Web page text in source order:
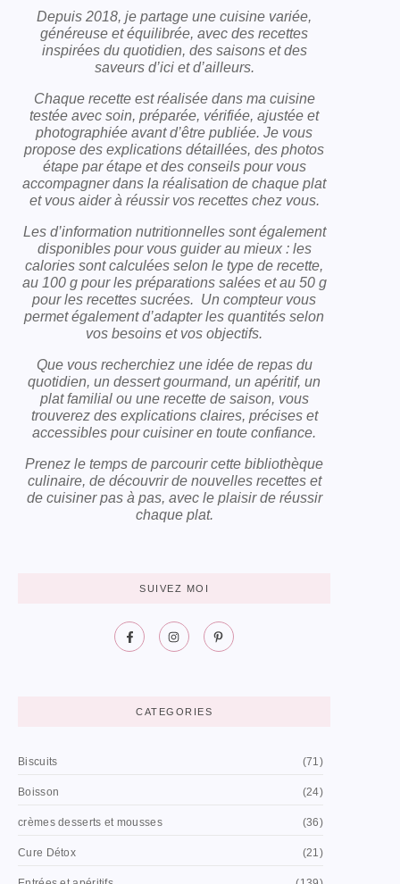
Depuis 2018, je partage une cuisine variée,
généreuse et équilibrée, avec des recettes
inspirées du quotidien, des saisons et des
saveurs d’ici et d’ailleurs.
Chaque recette est réalisée dans ma cuisine
testée avec soin, préparée, vérifiée, ajustée et
photographiée avant d’être publiée. Je vous
propose des explications détaillées, des photos
étape par étape et des conseils pour vous
accompagner dans la réalisation de chaque plat
et vous aider à réussir vos recettes chez vous.
Les d’information nutritionnelles sont également
disponibles pour vous guider au mieux : les
calories sont calculées selon le type de recette,
au 100 g pour les préparations salées et au 50 g
pour les recettes sucrées. Un compteur vous
permet également d’adapter les quantités selon
vos besoins et vos objectifs.
Que vous recherchiez une idée de repas du
quotidien, un dessert gourmand, un apéritif, un
plat familial ou une recette de saison, vous
trouverez des explications claires, précises et
accessibles pour cuisiner en toute confiance.
Prenez le temps de parcourir cette bibliothèque
culinaire, de découvrir de nouvelles recettes et
de cuisiner pas à pas, avec le plaisir de réussir
chaque plat.
SUIVEZ MOI
CATEGORIES
Biscuits (71)
Boisson (24)
crèmes desserts et mousses (36)
Cure Détox (21)